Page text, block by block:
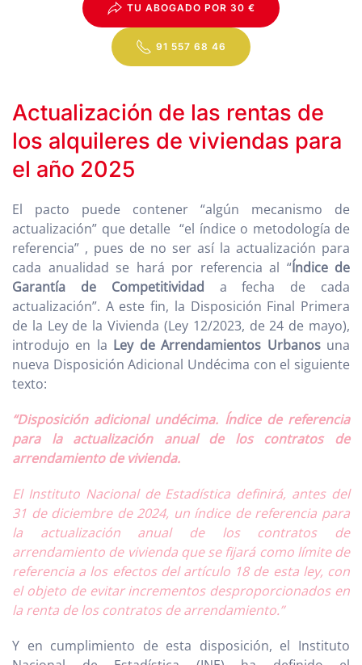
TU ABOGADO POR 30 €
91 557 68 46
Actualización de las rentas de
los alquileres de viviendas para
el año 2025
El pacto puede contener “algún mecanismo de
actualización” que detalle “el índice o metodología de
referencia” , pues de no ser así la actualización para
cada anualidad se hará por referencia al “Índice de
Garantía de Competitividad a fecha de cada
actualización”. A este fin, la Disposición Final Primera
de la Ley de la Vivienda (Ley 12/2023, de 24 de mayo),
introdujo en la Ley de Arrendamientos Urbanosuna
nueva Disposición Adicional Undécima con el siguiente
texto:
“Disposición adicional undécima. Índice de referencia
para la actualización anual de los contratos de
arrendamiento de vivienda.
El Instituto Nacional de Estadística definirá, antes del
31 de diciembre de 2024, un índice de referencia para
la actualización anual de los contratos de
arrendamiento de vivienda que se fijará como límite de
referencia a los efectos del artículo 18 de esta ley, con
el objeto de evitar incrementos desproporcionados en
la renta de los contratos de arrendamiento.”
Y en cumplimiento de esta disposición, el Instituto